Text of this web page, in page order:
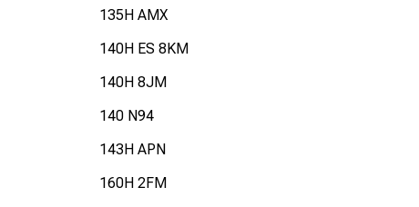
135H AMX
140H ES 8KM
140H 8JM
140 N94
143H APN
160H 2FM